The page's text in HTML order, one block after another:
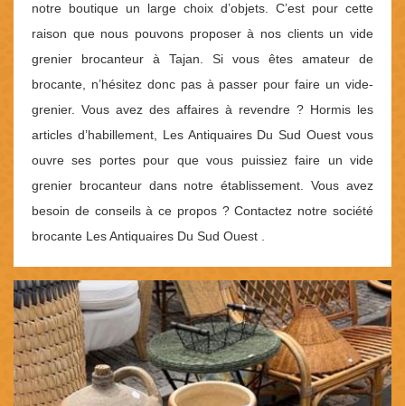
notre boutique un large choix d’objets. C’est pour cette
raison que nous pouvons proposer à nos clients un vide
grenier brocanteur à Tajan. Si vous êtes amateur de
brocante, n’hésitez donc pas à passer pour faire un vide-
grenier. Vous avez des affaires à revendre ? Hormis les
articles d’habillement, Les Antiquaires Du Sud Ouest vous
ouvre ses portes pour que vous puissiez faire un vide
grenier brocanteur dans notre établissement. Vous avez
besoin de conseils à ce propos ? Contactez notre société
brocante Les Antiquaires Du Sud Ouest .